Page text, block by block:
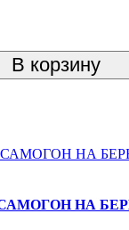
В корзину
"САМОГОН НА